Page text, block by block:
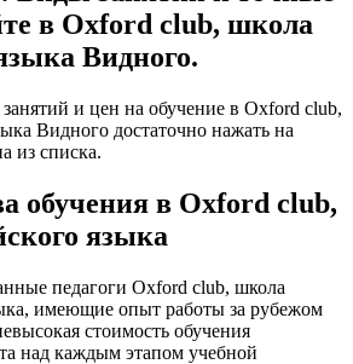
в Oxford club, школа
Видного.
и цен на обучение в Oxford club,
Видного достаточно нажать на
из списка.
обучения в Oxford club,
языка
педагоги Oxford club, школа
имеющие опыт работы за рубежом
стоимость обучения
над каждым этапом учебной